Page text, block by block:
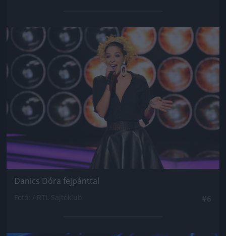
Jön még kép!
Danics Dóra fejpánttal